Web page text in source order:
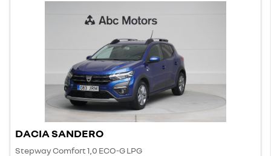
DACIA SANDERO
Stepway Comfort 1,0 ECO-G LPG